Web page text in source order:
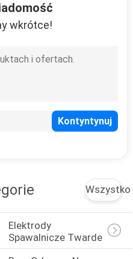
13
wkrótce!
Wszystko
Elektrody
Spawalnicze Twarde